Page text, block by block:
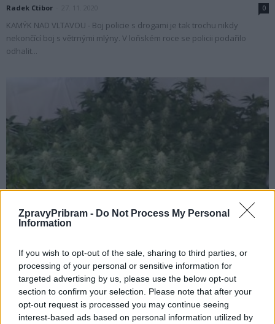
ZpravyPribram - Do Not Process My Personal
Information
If you wish to opt-out of the sale, sharing to third parties, or
processing of your personal or sensitive information for
targeted advertising by us, please use the below opt-out
section to confirm your selection. Please note that after your
opt-out request is processed you may continue seeing
interest-based ads based on personal information utilized by
Radek Ctibor 0
KAMÝK NAD VLTAVOU - Boj policie s drogami je tak trochu nikdy
nekončící boj s větrnými mlýny. V loňském roce se policii podařilo
odhalit...
Dealer policistům tvrdil, že je jen vášnivý
Martin Poulíček - 17. 9. 2019
PŘÍBRAMSKO - Dva bratři ve věku okolo 40 let prodávali na Příbramsku
drogy. Při své činnosti sice nespolupracovali, ale rozhodně si
nepřekáželi. Každý měl...